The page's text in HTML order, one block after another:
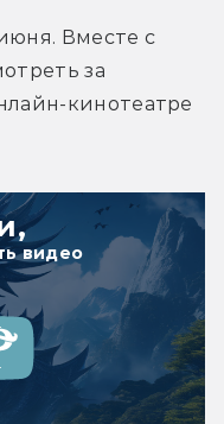
Вместе с
за
кинотеатре
видео